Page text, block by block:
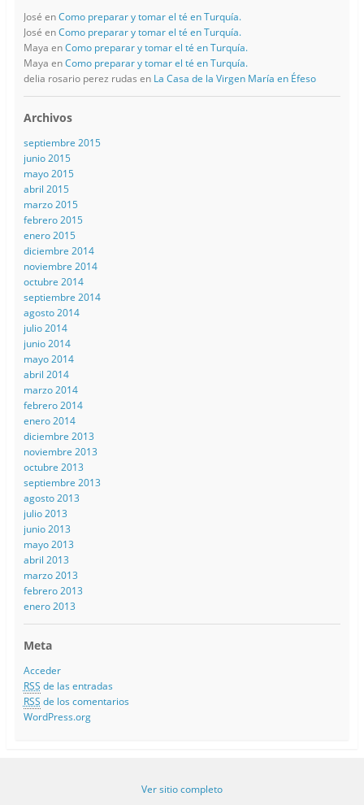
José enComo preparar y tomar el té en Turquía.
José enComo preparar y tomar el té en Turquía.
Maya enComo preparar y tomar el té en Turquía.
Maya enComo preparar y tomar el té en Turquía.
delia rosario perez rudas en La Casa de la Virgen María en Éfeso
Archivos
septiembre 2015
junio 2015
mayo 2015
abril 2015
marzo 2015
febrero 2015
enero 2015
diciembre 2014
noviembre 2014
octubre 2014
septiembre 2014
agosto 2014
julio 2014
junio 2014
mayo 2014
abril 2014
marzo 2014
febrero 2014
enero 2014
diciembre 2013
noviembre 2013
octubre 2013
septiembre 2013
agosto 2013
julio 2013
junio 2013
mayo 2013
abril 2013
marzo 2013
febrero 2013
enero 2013
Meta
Acceder
RSS de las entradas
RSS de los comentarios
WordPress.org
Ver sitio completo